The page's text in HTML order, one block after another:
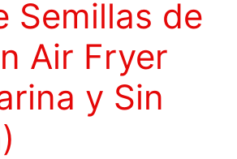
Semillas de
Air Fryer
y Sin